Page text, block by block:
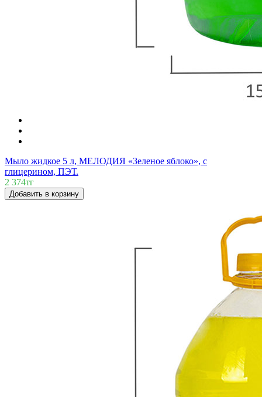
Мыло жидкое 5 л, МЕЛОДИЯ «Зеленое яблоко», с
глицерином, ПЭТ.
2 374тг
Добавить в корзину